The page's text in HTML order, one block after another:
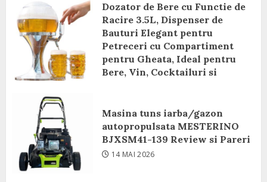
Dozator de Bere cu Functie de
Racire 3.5L, Dispenser de
Bauturi Elegant pentru
Petreceri cu Compartiment
pentru Gheata, Ideal pentru
Bere, Vin, Cocktailuri si
8 IUNIE 2026
Masina tuns iarba/gazon
autopropulsata MESTERINO
BJXSM41-139 Review si Pareri
14 MAI 2026